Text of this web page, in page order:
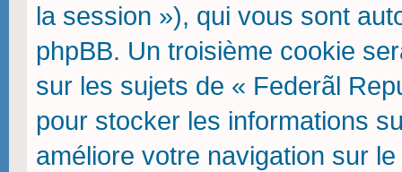
la session »), qui vous sont
phpBB. Un troisième cookie
sur les sujets de « Federãl
pour stocker les informations
améliore votre navigation sur